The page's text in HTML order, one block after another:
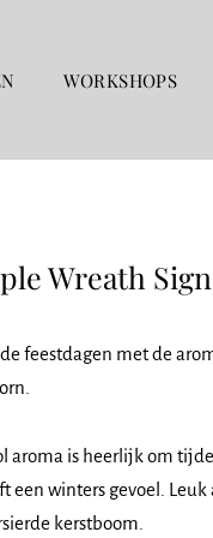
WORKSHOPS
Wreath
feestdagen met de
aroma is heerlijk om
een winters gevoel. Leuk
kerstboom.